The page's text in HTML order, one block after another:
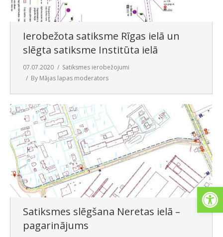
Ierobežota satiksme Rīgas ielā un
slēgta satiksme Institūta ielā
07.07.2020
Satiksmes ierobežojumi
By Mājas lapas moderators
Satiksmes slēgšana Neretas ielā –
pagarinājums